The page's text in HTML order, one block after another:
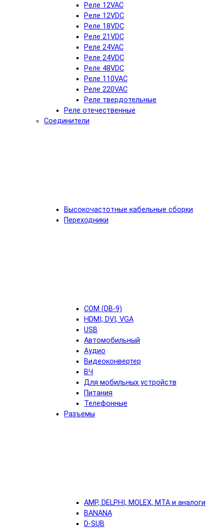
Реле 12VAC
Реле 12VDC
Реле 18VDC
Реле 21VDC
Реле 24VAC
Реле 24VDC
Реле 48VDC
Реле 110VAC
Реле 220VAC
Реле твердотельные
Реле отечественные
Соединители
Высокочастотные кабельные сборки
Переходники
COM (DB-9)
HDMI, DVI, VGA
USB
Автомобильный
Аудио
Видеоконвертер
ВЧ
Для мобильных устройств
Питания
Телефонные
Разъемы
AMP, DELPHI, MOLEX, MTA и аналоги
BANANA
D-SUB